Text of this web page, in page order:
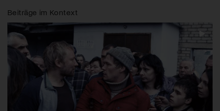
Beiträge im Kontext